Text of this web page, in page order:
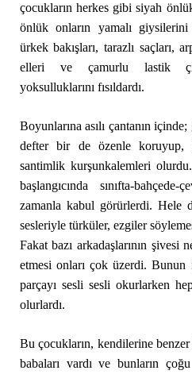
çocukların herkes gibi siyah
önlük onların yamalı
ürkek bakışları, tarazlı saçları,
elleri ve çamurlu lastik
yoksulluklarını fısıldardı.
Boyunlarına asılı çantanın
defter bir de özenle koruyup,
santimlik kurşunkalemleri
başlangıcında sınıfta-
zamanla kabul görürlerdi. Hele
sesleriyle türküler, ezgiler
Fakat bazı arkadaşlarının şivesi
etmesi onları çok üzerdi.
parçayı sesli sesli okurlarken
olurlardı.
Bu çocukların, kendilerine
babaları vardı ve bunların